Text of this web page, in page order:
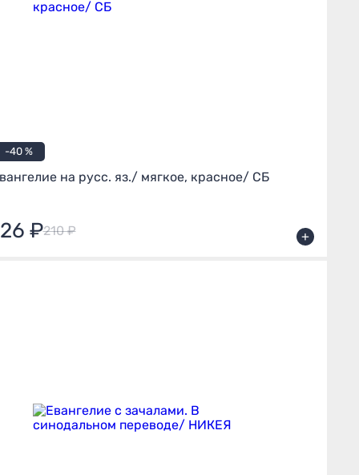
-40 %
на русс. яз./ мягкое, красное/ СБ
₽210 ₽ +